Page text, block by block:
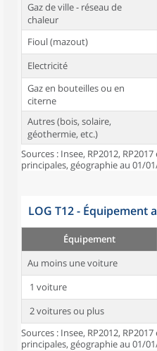
Gaz de ville - réseau de
chaleur
Fioul (mazout)
Electricité
Gaz en bouteilles ou en
citerne
Autres (bois, solaire,
géothermie, etc.)
Sources : Insee, RP2012,
principales, géographie au 01/
LOG T12 - Équipement
Équipement
Au moins une voiture
1 voiture
2 voitures ou plus
Sources : Insee, RP2012,
principales, géographie au 01/